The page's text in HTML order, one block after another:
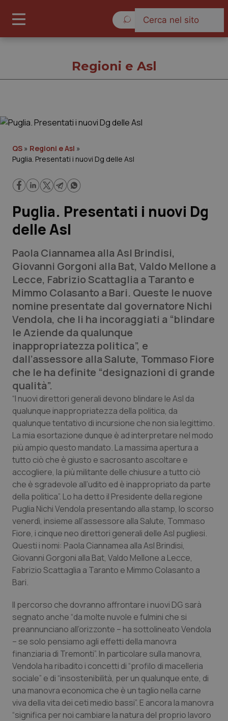
Cronache
Lavoro e Professioni
Scienza e Farmaci
Studi e Analisi
Lettere al direttore
Edizioni Regionali
QS Pro
Professionisti Sanitari.AI
Abruzzo
Basilicata
Calabria
Campania
Emilia-Romagna
Friuli Venezia Giulia
Lazio
Lombardia
Marche
Molise
Piemonte
QS Pro Gold
Artrite & artrosi
Asma & BPCO
Car-T
Colesterolo & coronaropatie
Dermatite Atopica
Diabete & glucometri
Dolore
Donna & Salute
Epatiti
HIV
QS Club Newsletter
Regioni e Asl
QS » Regioni e Asl »
Puglia. Presentati i nuovi Dg delle Asl
Puglia. Presentati i nuovi Dg
delle Asl
Paola Ciannamea alla Asl Brindisi,
Giovanni Gorgoni alla Bat, Valdo Mellone a
Lecce, Fabrizio Scattaglia a Taranto e
Mimmo Colasanto a Bari. Queste le nuove
nomine presentate dal governatore Nichi
Vendola, che li ha incoraggiati a “blindare
le Aziende da qualunque
inappropriatezza politica”, e
dall’assessore alla Salute, Tommaso Fiore
che le ha definite “designazioni di grande
qualità”.
“I nuovi direttori generali devono blindare le Asl da
qualunque inappropriatezza della politica, da
qualunque tentativo di incursione che non sia legittimo.
La mia esortazione dunque è ad interpretare nel modo
più ampio questo mandato. La massima apertura a
tutto ciò che è giusto e sacrosanto ascoltare e
accogliere, la più militante delle chiusure a tutto ciò
che è sgradevole all’udito ed è inappropriato da parte
della politica”. Lo ha detto il Presidente della regione
Puglia Nichi Vendola presentando alla stamp, lo scorso
venerdì, insieme all’assessore alla Salute, Tommaso
Fiore, i cinque neo direttori generali delle Asl pugliesi.
Questi i nomi: Paola Ciannamea alla Asl Brindisi,
Giovanni Gorgoni alla Bat, Valdo Mellone a Lecce,
Fabrizio Scattaglia a Taranto e Mimmo Colasanto a
Bari.
Il percorso che dovranno affrontare i nuovi DG sarà
segnato anche “da molte nuvole e fulmini che si
preannunciano all’orizzonte – ha sottolineato Vendola
– se solo pensiamo agli effetti della manovra
finanziaria di Tremonti”. In particolare sulla manovra,
Vendola ha ribadito i concetti di “profilo di macelleria
sociale” e di “insostenibilità, per un qualunque ente, di
una manovra economica che è un taglio nella carne
viva della vita dei ceti medio bassi”. E ancora la manovra
“significa per noi cambiare la natura del proprio lavoro